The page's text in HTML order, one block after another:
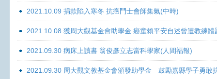
2021.10.09 捐款陷入寒冬 抗癌鬥士會師集氣(中時)
2021.10.08 獲周大觀基金會助學金 癌童賴平安自述曾遭教練體
2021.09.30 病床上讀書 翁俊彥立志當科學家(人間福報)
2021.09.30 周大觀文教基金會頒發助學金 鼓勵嘉縣學子勇敢